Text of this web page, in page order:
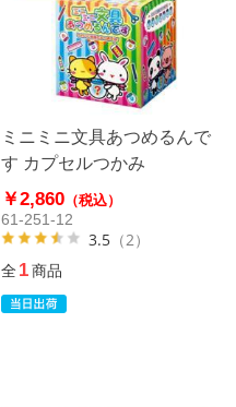
ミニミニ文具あつめるんで
す カプセルつかみ
￥2,860（税込）
61-251-12
3.5（2）
全1商品